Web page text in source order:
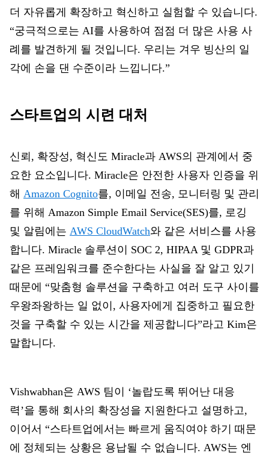
더 자유롭게 확장하고 혁신하고 실험할 수 있습니다.
“궁극적으로는 AI를 사용하여 점점 더 많은 사용 사
례를 발견하게 될 것입니다. 우리는 겨우 빙산의 일
각에 손을 댄 수준이라 느낍니다.”
스타트업의 시련 대처
신뢰, 확장성, 혁신도 Miracle과 AWS의 관계에서 중
요한 요소입니다. Miracle은 안전한 사용자 인증을 위
해 Amazon Cognito를, 이메일 전송, 모니터링 및 관리
를 위해 Amazon Simple Email Service(SES)를, 로깅
및 알림에는 AWS CloudWatch와 같은 서비스를 사용
합니다. Miracle 솔루션이 SOC 2, HIPAA 및 GDPR과
같은 프레임워크를 준수한다는 사실을 잘 알고 있기
때문에 “맞춤형 솔루션을 구축하고 여러 도구 사이를
우왕좌왕하는 일 없이, 사용자에게 집중하고 필요한
것을 구축할 수 있는 시간을 제공합니다”라고 Kim은
말합니다.
Vishwabhan은 AWS 팀이 ‘놀랍도록 뛰어난 대응
력’을 통해 회사의 확장성을 지원한다고 설명하고,
이어서 “스타트업에서는 빠르게 움직여야 하기 때문
에 정체되는 상황은 용납될 수 없습니다. AWS는 엔